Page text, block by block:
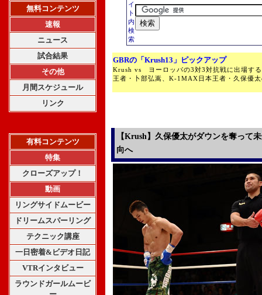
無料コンテンツ
速報
ニュース
試合結果
その他
月間スケジュール
リンク
有料コンテンツ
特集
クローズアップ！
動画
リングサイドムービー
ドリームスパーリング
テクニック講座
一日密着&ビデオ日記
VTRインタビュー
ラウンドガールムービ
イ
ト
内
検
索
GBRの「Krush13」ピックアップ
Krush vs ヨーロッパの3対3対抗戦に出場す
王者・卜部弘嵩、K-1MAX日本王者・久保優
【Krush】久保優太がダウンを奪って
向へ